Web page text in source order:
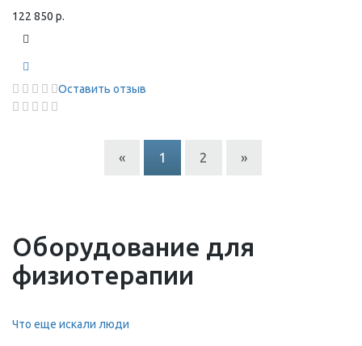
122 850 р.
Оставить отзыв
« 1 2 »
Оборудование для
физиотерапии
Что еще искали люди